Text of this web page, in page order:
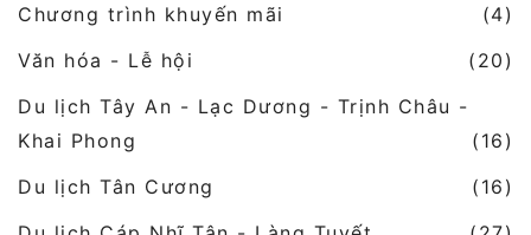
Chương trình khuyến mãi
(4)
Văn hóa - Lễ hội
(20)
Du lịch Tây An - Lạc Dương - Trịnh Châu -
Khai Phong
(16)
Du lịch Tân Cương
(16)